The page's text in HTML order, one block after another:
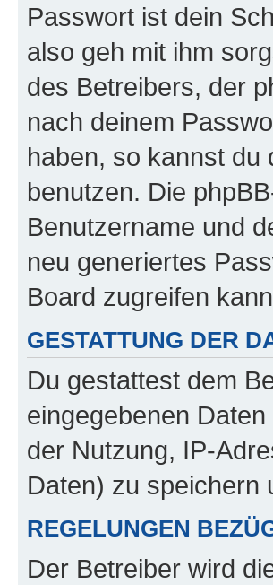
Passwort ist dein
also geh mit ihm
des Betreibers, der
nach deinem
haben, so kannst du
benutzen. Die
Benutzername und
neu generiertes
Board zugreifen
GESTATTUNG DER
Du gestattest dem
eingegebenen
der Nutzung, IP-
Daten) zu speichern
REGELUNGEN
Der Betreiber wird